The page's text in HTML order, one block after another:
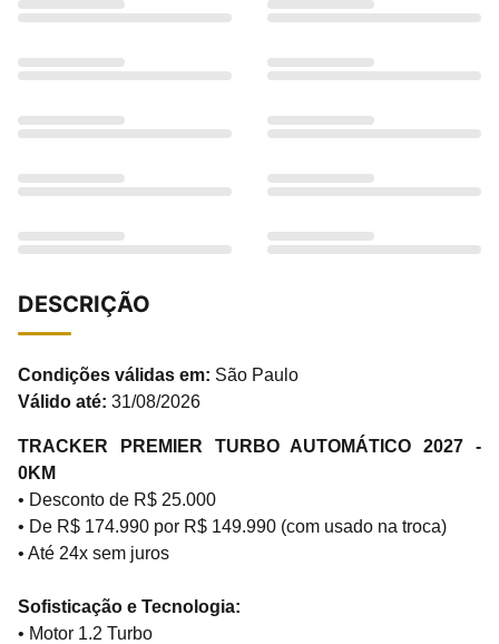
DESCRIÇÃO
Condições válidas em: São Paulo
Válido até: 31/08/2026
TRACKER PREMIER TURBO AUTOMÁTICO 2027 -
0KM
• Desconto de R$ 25.000
• De R$ 174.990 por R$ 149.990 (com usado na troca)
• Até 24x sem juros
Sofisticação e Tecnologia:
• Motor 1.2 Turbo